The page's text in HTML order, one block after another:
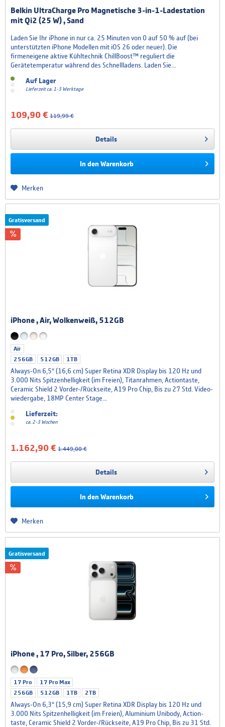
Belkin UltraCharge Pro Magnetische 3-in-1-Ladestation
mit Qi2 (25 W) , Sand
Laden Sie Ihr iPhone in nur ca. 25 Minuten von 0 auf 50 % auf (bei
unterstützten iPhone Modellen mit iOS 26 oder neuer). Die
firmeneigene aktive Kühltechnik ChillBoost™ reguliert die
Gerätetemperatur während des Schnellladens. Laden Sie...
Auf Lager
Lieferzeit ca. 1-3 Werktage
109,90 € 119,99 €
Details
In den Warenkorb
Merken
Gratisversand
iPhone , Air, Wolkenweiß, 512GB
Air
256GB
512GB 1TB
Always‑On 6,5“ (16,6 cm) Super Retina XDR Dis­play bis 120 Hz und
3.000 Nits Spitzenhelligkeit (im Freien), Titanrahmen, Action­taste,
Ceramic Shield 2 Vorder-/Rückseite, A19 Pro Chip, Bis zu 27 Std. Video­
wiedergabe, 18MP Center Stage...
Lieferzeit:
ca. 2-3 Wochen
1.162,90 € 1.449,00 €
Details
In den Warenkorb
Merken
Gratisversand
iPhone , 17 Pro, Silber, 256GB
17 Pro
17 Pro Max
256GB
512GB 1TB 2TB
Always‑On 6,3“ (15,9 cm) Super Retina XDR Dis­play bis 120 Hz und
3.000 Nits Spitzenhelligkeit (im Freien), Aluminium Unibody, Action­
taste, Ceramic Shield 2 Vorder-/Rückseite, A19 Pro Chip, Bis zu 31 Std.